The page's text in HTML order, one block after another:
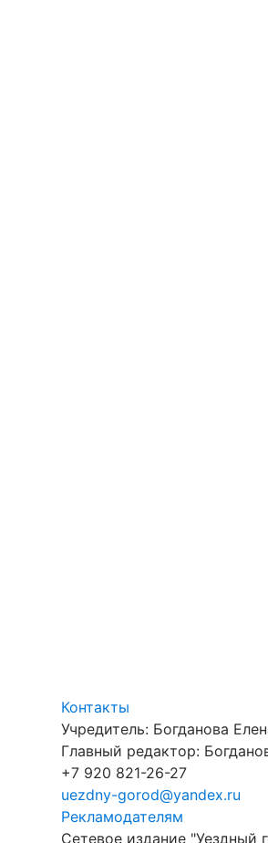
Контакты
Учредитель: Богданова
Главный редактор:
+7 920 821-26-27
uezdny-gorod@yandex.ru
Рекламодателям
Сетевое издание "Уездный